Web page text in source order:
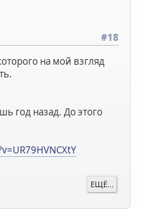
#18
на мой взгляд
год назад. До этого
ЕЩЁ...